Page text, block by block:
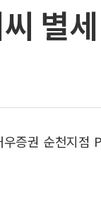
별
증권 순천지점